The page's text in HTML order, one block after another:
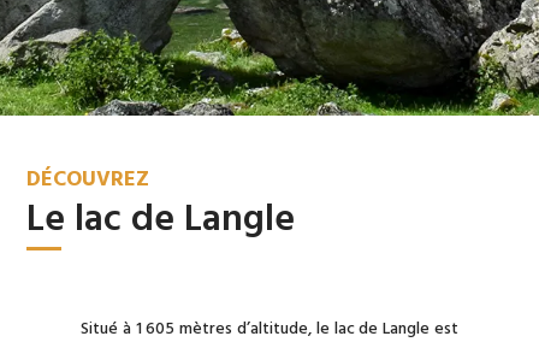
DÉCOUVREZ
Le lac de Langle
Situé à 1 605 mètres d’altitude, le lac de Langle est